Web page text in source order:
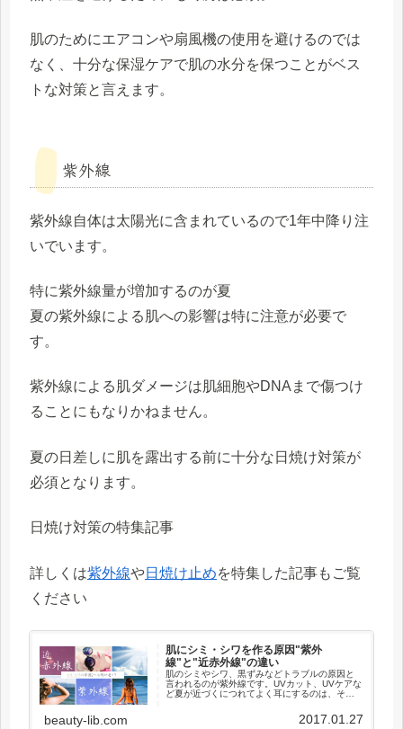
肌のためにエアコンや扇風機の使用を避けるのでは
なく、十分な保湿ケアで肌の水分を保つことがベス
トな対策と言えます。
紫外線
紫外線自体は太陽光に含まれているので1年中降り注
いでいます。
特に紫外線量が増加するのが夏
夏の紫外線による肌への影響は特に注意が必要で
す。
紫外線による肌ダメージは肌細胞やDNAまで傷つけ
ることにもなりかねません。
夏の日差しに肌を露出する前に十分な日焼け対策が
必須となります。
日焼け対策の特集記事
詳しくは紫外線や日焼け止めを特集した記事もご覧
ください
肌にシミ・シワを作る原因"紫外
線"と"近赤外線"の違い
肌のシミやシワ、黒ずみなどトラブルの原因と
言われるのが紫外線です。UVカット、UVケアな
ど夏が近づくにつれてよく耳にするのは、それ
透している証拠でしょう。しかし、近年では紫
beauty-lib.com 2017.01.27